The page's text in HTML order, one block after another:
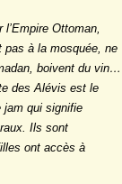
Ottoman,
à la mosquée, ne
boivent du vin…
des Alévis est le
jam qui signifie
Ils sont
ont accès à